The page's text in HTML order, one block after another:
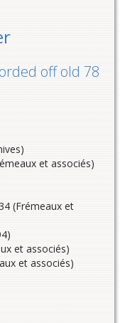
off old 78
et associés)
(Frémeaux et
et associés)
et associés)